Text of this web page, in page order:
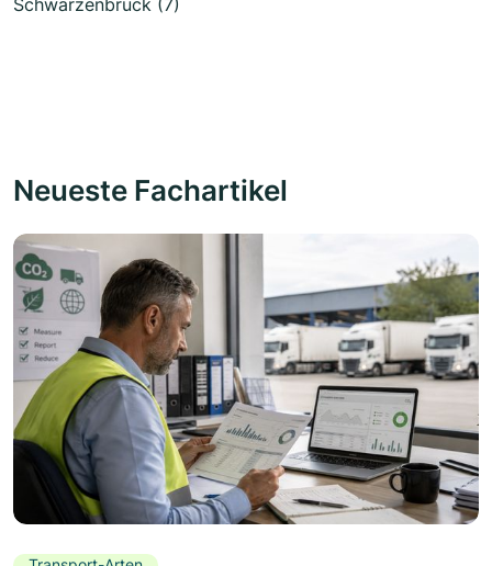
Schwarzenbruck (7)
Neueste Fachartikel